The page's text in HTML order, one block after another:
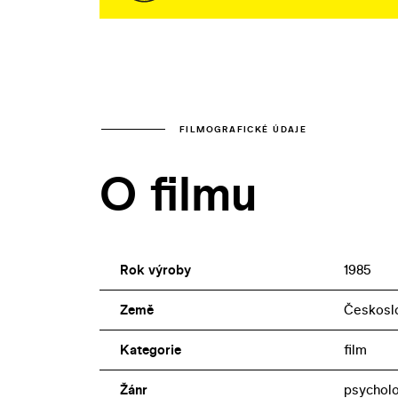
FILMOGRAFICKÉ ÚDAJE
O filmu
Rok výroby 1985
Země
Kategorie film
Žánr